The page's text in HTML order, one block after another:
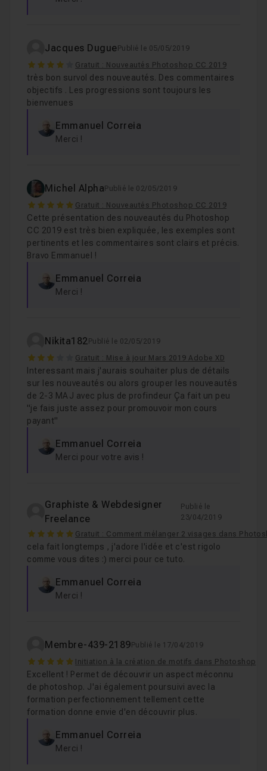
Jacques Dugue Publié le 05/05/2019
4 Gratuit : Nouveautés Photoshop CC 2019
très bon survol des nouveautés. Des commentaires
objectifs . Les progressions sont toujours les
bienvenues
Emmanuel Correia
Merci !
Michel Alpha Publié le 02/05/2019
5 Gratuit : Nouveautés Photoshop CC 2019
Cette présentation des nouveautés du Photoshop
CC 2019 est très bien expliquée, les exemples sont
pertinents et les commentaires sont clairs et précis.
Bravo Emmanuel !
Emmanuel Correia
Merci !
Nikita182 Publié le 02/05/2019
3 Gratuit : Mise à jour Mars 2019 Adobe XD
Interessant mais j'aurais souhaiter plus de détails
sur les nouveautés ou alors grouper les nouveautés
de 2-3 MAJ avec plus de profindeur Ça fait un peu
''je fais juste assez pour promouvoir mon cours
payant''
Emmanuel Correia
Merci pour votre avis !
Graphiste & Webdesigner
Freelance
Publié le
23/04/2019
5 Gratuit : Comment mélanger 2 visages dans
cela fait longtemps , j'adore l'idée et c'est rigolo
comme vous dites :) merci pour ce tuto.
Emmanuel Correia
Merci !
Membre-439-2189 Publié le 17/04/2019
5 Initiation à la création de motifs dans Photoshop
Excellent ! Permet de découvrir un aspect méconnu
de photoshop. J'ai également poursuivi avec la
formation perfectionnement tellement cette
formation donne envie d'en découvrir plus.
Emmanuel Correia
Merci !